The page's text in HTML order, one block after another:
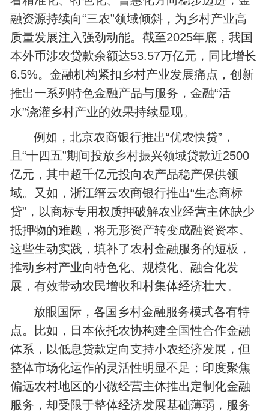
融资源持续向“三农”领域倾斜，为乡村产业高
质量发展注入强劲动能。截至2025年底，我国
本外币涉农贷款余额达53.57万亿元，同比增长
6.5%。金融机构紧扣乡村产业发展痛点，创新
推出一系列特色金融产品与服务，金融“活
水”浇灌乡村产业的效果持续显现。
例如，北京农商银行推出“优农快贷”，
且“十四五”期间投放乡村振兴领域贷款近2500
亿元，其中超千亿元投向农产品稳产保供领
域。又如，浙江缙云农商银行推出“生态商标
贷”，以商标专用权质押破解农业经营主体缺少
抵押物的难题，将无形资产转变成融资资本。
这些生动实践，填补了农村金融服务的短板，
推动乡村产业向特色化、规模化、融合化发
展，有效带动农民增收和村集体经济壮大。
放眼国际，各国乡村金融服务模式各有特
点。比如，日本依托农协构建全国性合作金融
体系，以低息贷款定向支持小农经济发展，但
整体市场化运作的灵活性明显不足；印度聚焦
偏远农村地区的小微经营主体推出定制化金融
服务，却受限于整体经济发展基础薄弱，服务